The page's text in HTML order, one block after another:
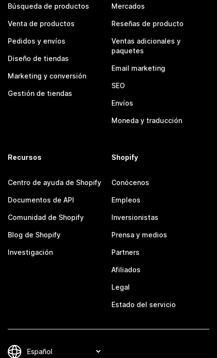
Búsqueda de productos
Venta de productos
Pedidos y envíos
Diseño de tiendas
Marketing y conversión
Gestión de tiendas
Mercados
Reseñas de producto
Ventas adicionales y
paquetes
Email marketing
SEO
Envíos
Moneda y traducción
Recursos
Centro de ayuda de Shopify
Documentos de API
Comunidad de Shopify
Blog de Shopify
Investigación
Shopify
Conócenos
Empleos
Inversionistas
Prensa y medios
Partners
Afiliados
Legal
Estado del servicio